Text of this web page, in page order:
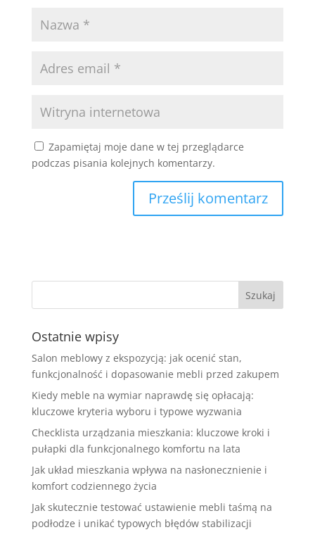
Zapamiętaj moje dane w tej przeglądarce
podczas pisania kolejnych komentarzy.
Ostatnie wpisy
Salon meblowy z ekspozycją: jak ocenić stan,
funkcjonalność i dopasowanie mebli przed zakupem
Kiedy meble na wymiar naprawdę się opłacają:
kluczowe kryteria wyboru i typowe wyzwania
Checklista urządzania mieszkania: kluczowe kroki i
pułapki dla funkcjonalnego komfortu na lata
Jak układ mieszkania wpływa na nasłonecznienie i
komfort codziennego życia
Jak skutecznie testować ustawienie mebli taśmą na
podłodze i unikać typowych błędów stabilizacji